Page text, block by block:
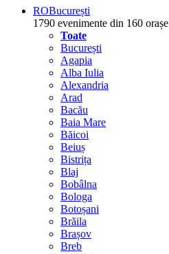
ROBucurești
1790 evenimente din 160 orașe
Toate
București
Agapia
Alba Iulia
Alexandria
Arad
Bacău
Baia Mare
Băicoi
Beiuș
Bistrița
Blaj
Bobâlna
Bologa
Botoșani
Brăila
Brașov
Breb